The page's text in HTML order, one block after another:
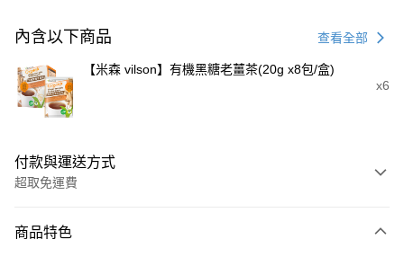
內含以下商品 查看全部
【米森 vilson】有機黑糖老薑茶(20g x8包/盒)
x6
付款與運送方式
超取免運費
信用卡一次付款
商品特色